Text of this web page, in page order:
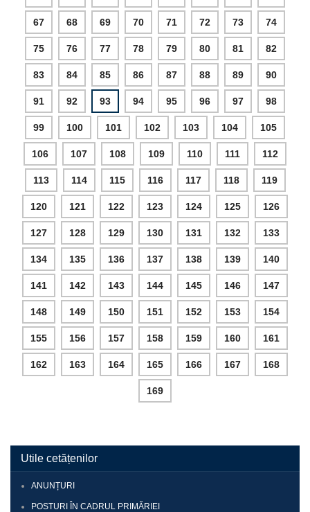
67 68 69 70 71 72 73 74
75 76 77 78 79 80 81 82
83 84 85 86 87 88 89 90
91 92 93 94 95 96 97 98
99 100 101 102 103 104 105
106 107 108 109 110 111 112
113 114 115 116 117 118 119
120 121 122 123 124 125 126
127 128 129 130 131 132 133
134 135 136 137 138 139 140
141 142 143 144 145 146 147
148 149 150 151 152 153 154
155 156 157 158 159 160 161
162 163 164 165 166 167 168
169
Utile cetățenilor
ANUNȚURI
POSTURI ÎN CADRUL PRIMĂRIEI